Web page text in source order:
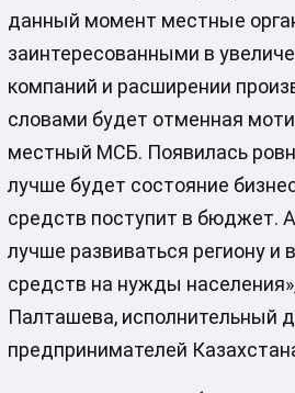
данный момент местные
заинтересованными в
компаний и расширении
словами будет отменная
местный МСБ. Появилась
лучше будет состояние
средств поступит в бюджет.
лучше развиваться региону и
средств на нужды
Палташева, исполнительный
предпринимателей